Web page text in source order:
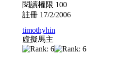
閱讀權限 100
註冊 17/2/2006
timothyhin
虛擬馬主